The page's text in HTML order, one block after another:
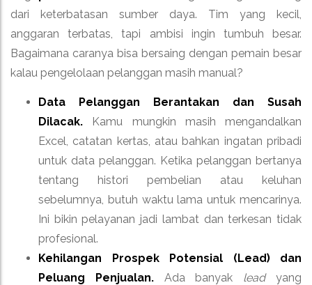
dari keterbatasan sumber daya. Tim yang kecil,
anggaran terbatas, tapi ambisi ingin tumbuh besar.
Bagaimana caranya bisa bersaing dengan pemain besar
kalau pengelolaan pelanggan masih manual?
Data Pelanggan Berantakan dan Susah
Dilacak. Kamu mungkin masih mengandalkan
Excel, catatan kertas, atau bahkan ingatan pribadi
untuk data pelanggan. Ketika pelanggan bertanya
tentang histori pembelian atau keluhan
sebelumnya, butuh waktu lama untuk mencarinya.
Ini bikin pelayanan jadi lambat dan terkesan tidak
profesional.
Kehilangan Prospek Potensial (Lead) dan
Peluang Penjualan.Ada banyak leadyang